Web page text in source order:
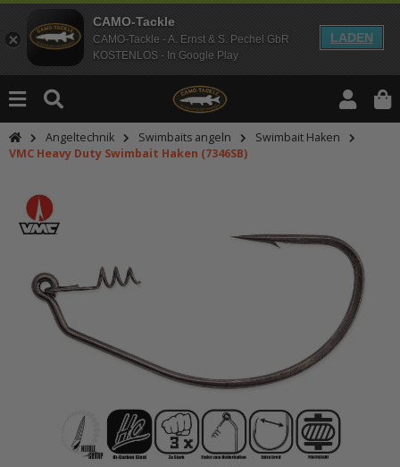
CAMO-Tackle
CAMO-Tackle - A. Ernst & S. Pechel GbR
KOSTENLOS - In Google Play
LADEN
Angeltechnik Swimbaits angeln
Swimbait Haken
VMC Heavy Duty Swimbait Haken (7346SB)